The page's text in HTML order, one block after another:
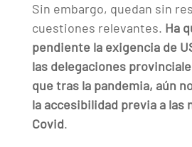
Sin embargo, quedan sin
cuestiones relevantes. Ha
pendiente la exigencia de
las delegaciones
que tras la pandemia, aún
la accesibilidad previa a las
Covid.